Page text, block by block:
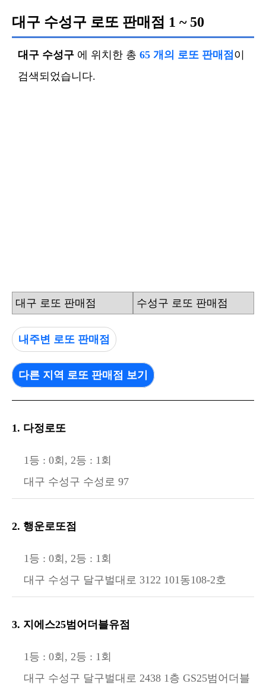
대구 수성구 로또 판매점 1 ~ 50
대구 수성구 에 위치한 총 65 개의 로또 판매점 이
검색되었습니다.
대구 로또 판매점 수성구 로또 판매점
내주변 로또 판매점
다른 지역 로또 판매점 보기
1. 다정로또
1등 : 0회, 2등 : 1회
대구 수성구 수성로 97
2. 행운로또점
1등 : 0회, 2등 : 1회
대구 수성구 달구벌대로 3122 101동108-2호
3. 지에스25범어더블유점
1등 : 0회, 2등 : 1회
대구 수성구 달구벌대로 2438 1층 GS25범어더블